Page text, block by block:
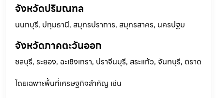
จังหวัดปริมณฑล
นนทบุรี, ปทุมธานี, สมุทรปราการ, สมุทรสาคร, นครปฐม
จังหวัดภาคตะวันออก
ชลบุรี, ระยอง, ฉะเชิงเทรา, ปราจีนบุรี, สระแก้ว, จันทบุรี, ตราด
โดยเฉพาะพื้นที่เศรษฐกิจสำคัญ เช่น